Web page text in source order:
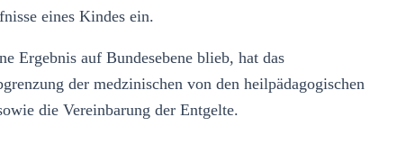
eines Kindes ein.
Ergebnis auf Bundesebene blieb, hat das
der medzinischen von den heilpädagogischen
die Vereinbarung der Entgelte.